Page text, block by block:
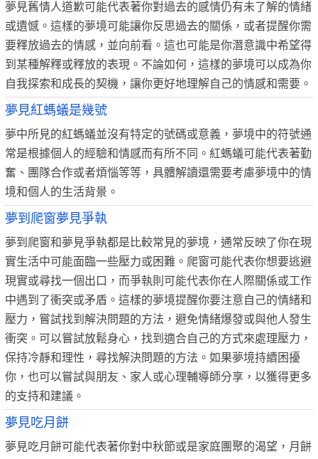
夢見舊情人道歉可能代表著你對過去的感情仍有未了解的情緒
或遺憾。這樣的夢境可能讓你反思過去的關係，或者提醒你需
要釋放過去的情感，並向前看。這也可能是你潛意識中希望得
到某種解釋或釋放的表現。不論如何，這樣的夢境可以成為你
自我探索和成長的契機，讓你更好地理解自己的情感和需要。
夢見紅螞蟻是幾號
夢中所見的紅螞蟻並沒有特定的號碼或意義，夢境中的符號通
常是根據個人的經驗和情感而有所不同。紅螞蟻可能代表著勤
奮、團隊合作或者煩惱等等，具體解讀還需要考慮夢境中的情
境和個人的生活背景。
夢到爬窗夢見爭執
夢到爬窗和夢見爭執都是比較常見的夢境，通常反映了你在現
實生活中可能面臨一些壓力或困難。爬窗可能代表你想要逃避
現實或尋找一個出口，而爭執則可能代表你在人際關係或工作
中遇到了衝突或矛盾。這樣的夢境提醒你要注意自己的情緒和
壓力，嘗試找到解決問題的方法，避免情緒爆發或與他人發生
衝突。可以嘗試放鬆身心，找到適合自己的方式來處理壓力，
保持冷靜和理性，尋找解決問題的方法。如果夢境持續困擾
你，也可以嘗試與朋友、家人或心理輔導師分享，以獲得更多
的支持和建議。
夢見吃月餅
夢見吃月餅可能代表著你對中秋節或是家庭團聚的渴望，月餅